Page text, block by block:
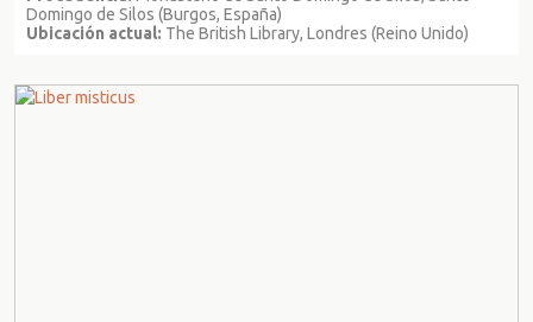
Domingo de Silos (Burgos, España)
Ubicación actual: The British Library, Londres (Reino Unido)